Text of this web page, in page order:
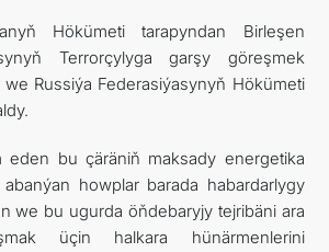
Hökümeti tarapyndan Birleşen
Terrorçylyga garşy göreşmek
we Russiýa Federasiýasynyň Hökümeti
eden bu çäräniň maksady energetika
abanýan howplar barada habardarlygy
we bu ugurda öňdebaryjy tejribäni ara
üçin halkara hünärmenlerini